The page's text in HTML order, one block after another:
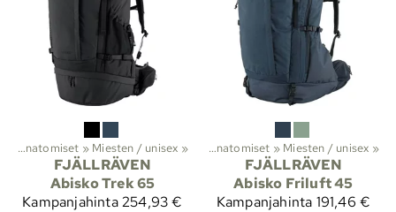
Anatomiset ‪» Miesten / unisex ‪»
FJÄLLRÄVEN
Abisko Trek 65
Kampanjahinta254,93 €
Vaellus‪»Reput ja laukut‪»Rinkat Anatomiset ‪» Miesten / unisex ‪»
FJÄLLRÄVEN
Abisko Friluft 45
Kampanjahinta 191,46 €